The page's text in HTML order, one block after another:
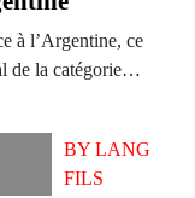
à l’Argentine, ce
de la catégorie…
BY LANG
FILS